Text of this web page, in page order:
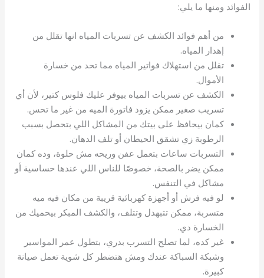
الفوائد ومنها ما يلي:
من أهم فوائد الكشف عن تسربات المياه انها تقلل من
إهدار المياه.
تقلل من استهلاك فواتير المياه مما تحد من خسارة
الأموال.
الكشف عن تسربات المياه بيوفر عليك فلوس كتير، لأن أي
تسريب صغير ممكن يزود فاتورة الميه من غير ما تحس.
كمان بيحافظ على بيتك من المشاكل اللي بتحصل بسبب
الرطوبة زي تشقق الحيطان أو تلف الدهان.
التسربات ساعات بتعمل عفن وريحه مش حلوة، وده كمان
ممكن يضر بالصحة، خصوصًا للناس اللي عندها حساسية أو
مشاكل في التنفس.
لو فيه فرش أو أجهزة كهربائية قريبة من مكان فيه ميه
متسربة، ممكن تتبهدل وتتلف، والكشف المبكر بيحميك من
الخسارة دي.
غير كده، لما تصلح التسرب بدري، بتطول عمر المواسير
وشبكة السباكة عندك ومش هتضطر كل شوية تعمل صيانة
كبيرة.